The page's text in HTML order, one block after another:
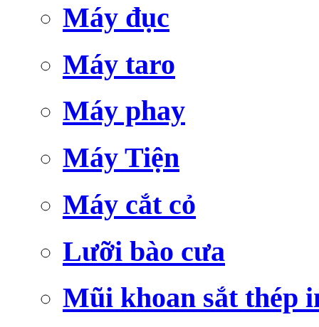
Máy đục
Máy taro
Máy phay
Máy Tiện
Máy cắt cỏ
Lưỡi bào cưa
Mũi khoan sắt thép